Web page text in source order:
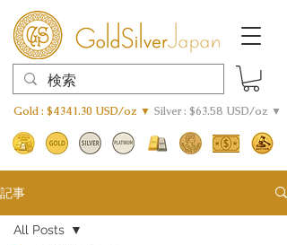
Gold : $4341.30 USD/oz ▼ Silver : $63.58 USD/oz ▼
記事
All Posts